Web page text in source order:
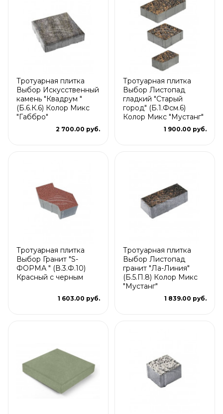
Тротуарная плитка
Выбор Искусственный
камень "Квадрум "
(Б.6.К.6) Колор Микс
"Габбро"
2 700.00 руб.
Тротуарная плитка
Выбор Листопад
гладкий "Старый
город" (Б.1.Фсм.6)
Колор Микс "Мустанг"
1 900.00 руб.
Тротуарная плитка
Выбор Гранит "S-
ФОРМА " (В.3.Ф.10)
Красный с черным
1 603.00 руб.
Тротуарная плитка
Выбор Листопад
гранит "Ла-Линия"
(Б.5.П.8) Колор Микс
"Мустанг"
1 839.00 руб.